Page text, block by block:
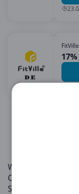
Willkommen im
Copacoupona.de,
Suche nach